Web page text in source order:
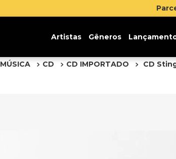
Artistas Gêneros
MÚSICA CD CD IMPORTADO CD